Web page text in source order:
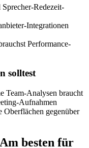
Redezeit-
Integrationen
Performance-
solltest
Team-Analysen braucht
Aufnahmen
Oberflächen gegenüber
besten für